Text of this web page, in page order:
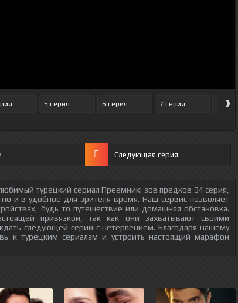
5 серия 6 серия 7 серия 8 ›
Следующая серия
турецкий сериал Преемник: зов предков 34 серия,
и в удобное для зрителя время. Наш сервис позволяет
будь то путешествие или домашняя обстановка.
привязкой, так как они захватывают своими
следующей серии с нетерпением. Благодаря нашему
к турецким сериалам и устроить настоящий марафон